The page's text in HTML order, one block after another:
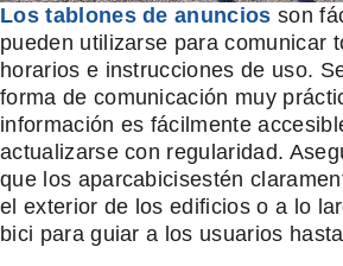
Los tablones de anuncios son
pueden utilizarse para comunicar
horarios e instrucciones de uso.
forma de comunicación muy
información es fácilmente
actualizarse con regularidad.
que los aparcabicisestén
el exterior de los edificios o a lo
bici para guiar a los usuarios